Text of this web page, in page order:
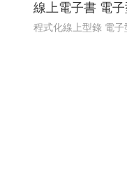
線上電子書 電
程式化線上型錄 電子